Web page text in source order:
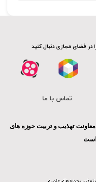
در فضای مجازی دنبال کنید
تماس با ما
تهذیب و تربیت حوزه های
است